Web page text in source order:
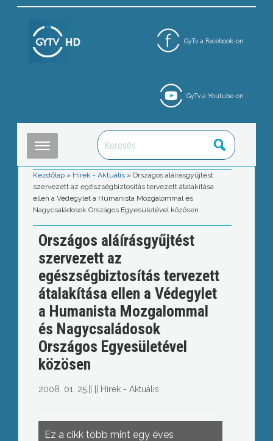
GyTv a Facebook-on
GyTv a Youtube-on
Kezdőlap » Hírek - Aktuális »Országos aláírásgyűjtést
szervezett az egészségbiztosítás tervezett átalakítása
ellen a Védegylet a Humanista Mozgalommal és
Nagycsaládosok Országos Egyesületével közösen
Országos aláírásgyűjtést
szervezett az
egészségbiztosítás tervezett
átalakítása ellen a Védegylet
a Humanista Mozgalommal
és Nagycsaládosok
Országos Egyesületével
közösen
2008. 01. 25. Hírek - Aktuális
Ez a cikk több mint egy éves